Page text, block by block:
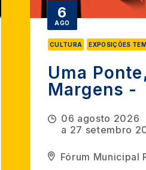
6
AGO
CULTURA EXPOSIÇÕES
Uma
Margens -
60.º
Ponte 25
06 agosto 2026
a 27 setembro
Fórum Municipal